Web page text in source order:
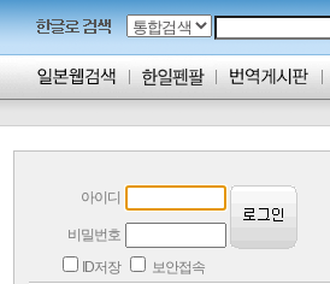
아이디
비밀번호
ID저장
보안접속